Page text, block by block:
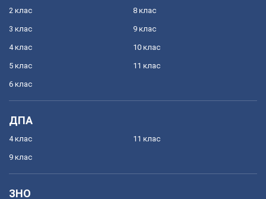
2 клас
3 клас
4 клас
5 клас
6 клас
8 клас
9 клас
10 клас
11 клас
ДПА
4 клас
9 клас
11 клас
ЗНО